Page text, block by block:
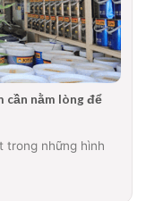
cần nằm lòng để
trong những hình